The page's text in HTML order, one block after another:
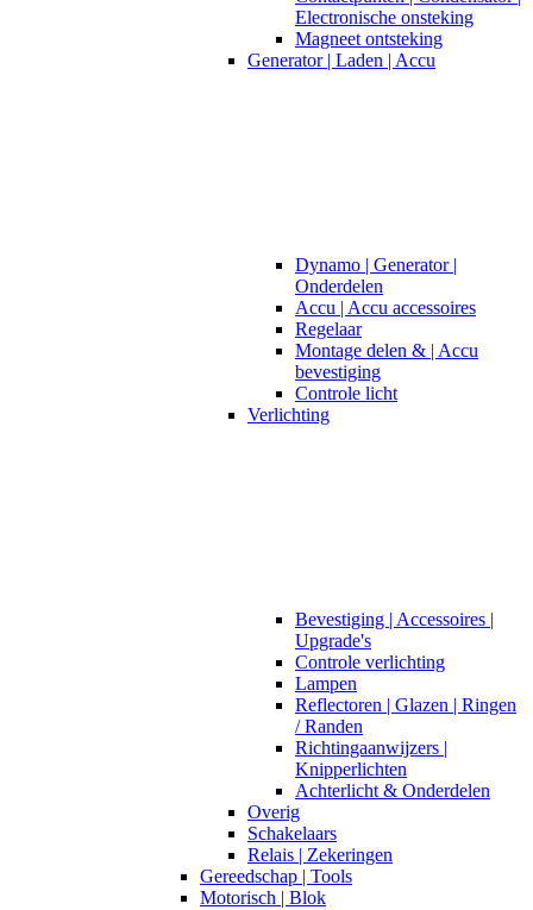
Electronische onsteking
Magneet ontsteking
Generator | Laden | Accu
Dynamo | Generator |
Onderdelen
Accu | Accu accessoires
Regelaar
Montage delen & | Accu
bevestiging
Controle licht
Verlichting
Bevestiging | Accessoires |
Upgrade's
Controle verlichting
Lampen
Reflectoren | Glazen | Ringen
/ Randen
Richtingaanwijzers |
Knipperlichten
Achterlicht & Onderdelen
Overig
Schakelaars
Relais | Zekeringen
Gereedschap | Tools
Motorisch | Blok